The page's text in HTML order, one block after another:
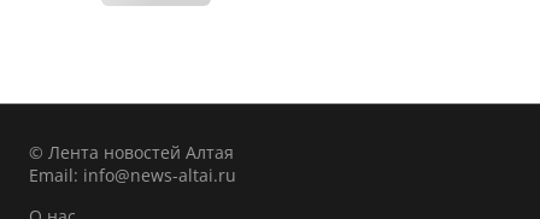
© Лента новостей Алтая
Email: info@news-altai.ru